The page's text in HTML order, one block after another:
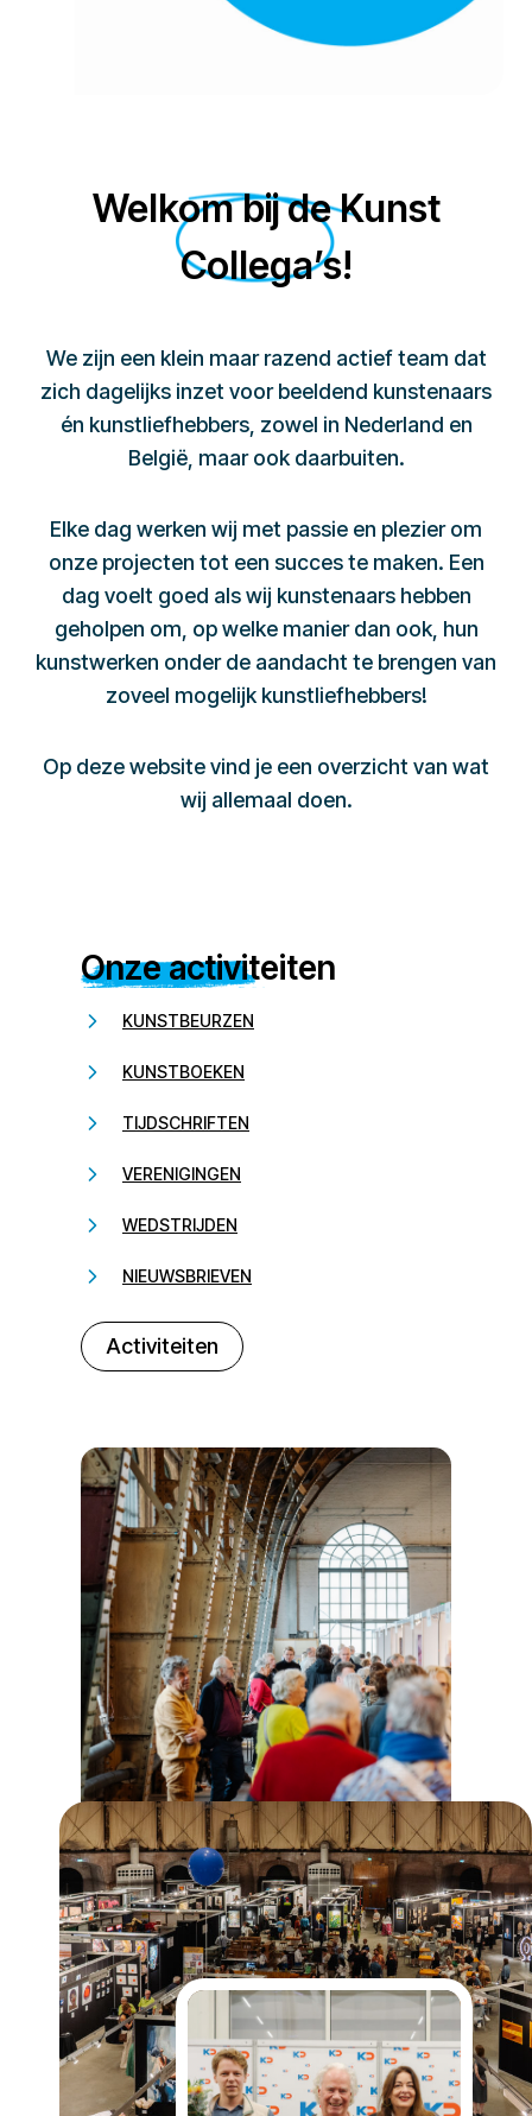
Welkom bij de Kunst
Collega’s!
We zijn een klein maar razend actief team dat
zich dagelijks inzet voor beeldend kunstenaars
én kunstliefhebbers, zowel in Nederland en
België, maar ook daarbuiten.
Elke dag werken wij met passie en plezier om
onze projecten tot een succes te maken. Een
dag voelt goed als wij kunstenaars hebben
geholpen om, op welke manier dan ook, hun
kunstwerken onder de aandacht te brengen van
zoveel mogelijk kunstliefhebbers!
Op deze website vind je een overzicht van wat
wij allemaal doen.
Onze activiteiten
KUNSTBEURZEN
KUNSTBOEKEN
TIJDSCHRIFTEN
VERENIGINGEN
WEDSTRIJDEN
NIEUWSBRIEVEN
Activiteiten
232323